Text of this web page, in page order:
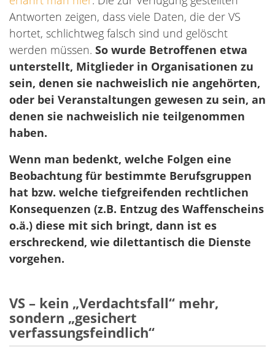
Antworten zeigen, dass viele Daten, die der VS
hortet, schlichtweg falsch sind und gelöscht
werden müssen. So wurde Betroffenen etwa
unterstellt, Mitglieder in Organisationen zu
sein, denen sie nachweislich nie angehörten,
oder bei Veranstaltungen gewesen zu sein, an
denen sie nachweislich nie teilgenommen
haben.
Wenn man bedenkt, welche Folgen eine
Beobachtung für bestimmte Berufsgruppen
hat bzw. welche tiefgreifenden rechtlichen
Konsequenzen (z.B. Entzug des Waffenscheins
o.ä.) diese mit sich bringt, dann ist es
erschreckend, wie dilettantisch die Dienste
vorgehen.
VS – kein „Verdachtsfall“ mehr,
sondern „gesichert
verfassungsfeindlich“